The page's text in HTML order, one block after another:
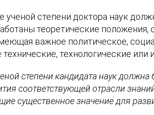
ученой степени доктора наук
теоретические
важное политическое,
технологические
степени кандидата наук
соответствующей отрасли
существенное значение для